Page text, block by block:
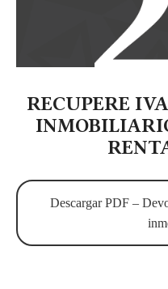
RECUPERE
Descargar PDF –